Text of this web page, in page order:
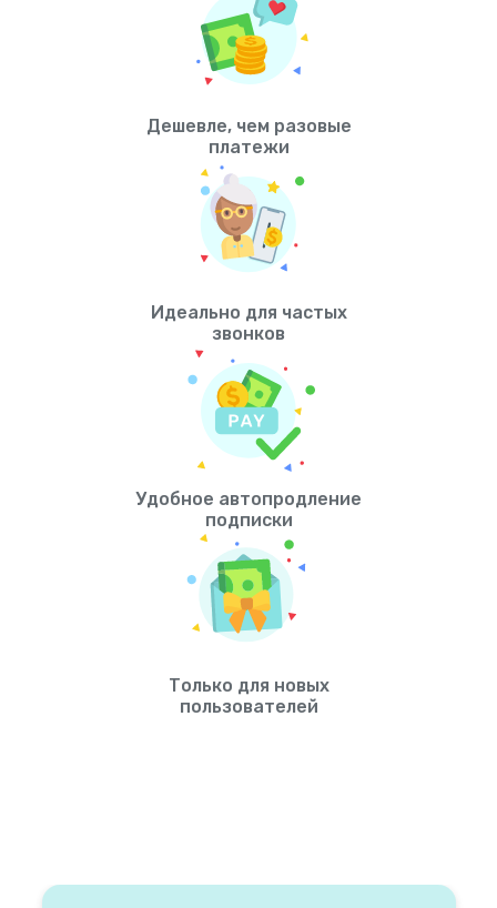
Дешевле, чем разовые
платежи
Идеально для частых
звонков
Удобное автопродление
подписки
Только для новых
пользователей